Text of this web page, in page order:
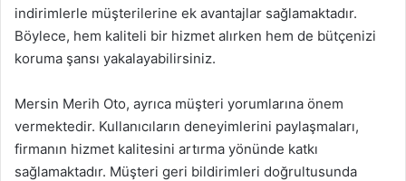
indirimlerle müşterilerine ek avantajlar sağlamaktadır.
Böylece, hem kaliteli bir hizmet alırken hem de bütçenizi
koruma şansı yakalayabilirsiniz.
Mersin Merih Oto, ayrıca müşteri yorumlarına önem
vermektedir. Kullanıcıların deneyimlerini paylaşmaları,
firmanın hizmet kalitesini artırma yönünde katkı
sağlamaktadır. Müşteri geri bildirimleri doğrultusunda